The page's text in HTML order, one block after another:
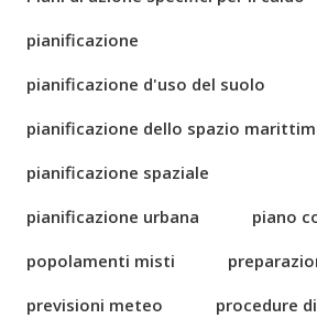
pianificazione
pianificazione d'uso del suolo
pianificazione dello spazio
pianificazione spaziale
pianificazione urbana
piano
popolamenti misti
previsioni meteo
procedure